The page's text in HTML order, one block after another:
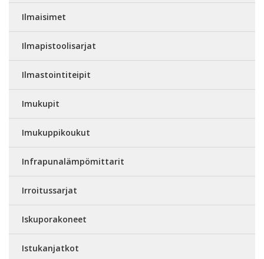
Ilmaisimet
Ilmapistoolisarjat
Ilmastointiteipit
Imukupit
Imukuppikoukut
Infrapunalämpömittarit
Irroitussarjat
Iskuporakoneet
Istukanjatkot